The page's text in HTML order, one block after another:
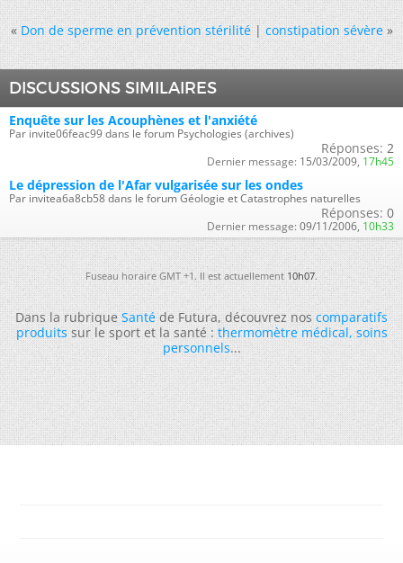
« Don de sperme en prévention stérilité|constipation sévère »
DISCUSSIONS SIMILAIRES
Enquête sur les Acouphènes et l'anxiété
Par invite06feac99 dans le forum Psychologies (archives)
Réponses: 2
Dernier message: 15/03/2009, 17h45
Le dépression de l'Afar vulgarisée sur les ondes
Par invitea6a8cb58 dans le forum Géologie et Catastrophes naturelles
Réponses: 0
Dernier message: 09/11/2006, 10h33
Fuseau horaire GMT +1. Il est actuellement10h07.
Dans la rubriqueSantéde Futura, découvrez noscomparatifs
produitssur le sport et la santé :thermomètre médical,soins
personnels...